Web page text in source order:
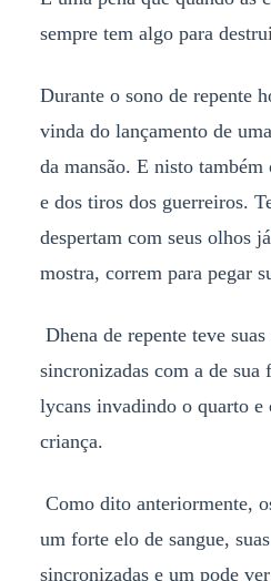
sempre tem algo para
Durante o sono de repente
vinda do lançamento de
da mansão. E nisto
e dos tiros dos guerreiros.
despertam com seus olhos
mostra, correm para pegar
Dhena de repente teve
sincronizadas com a de
lycans invadindo o quarto e
criança.
Como dito anteriormente,
um forte elo de sangue,
sincronizadas e um pode